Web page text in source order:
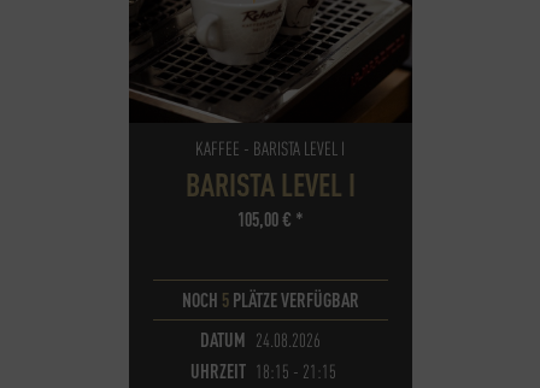
KAFFEE - BARISTA LEVEL I
BARISTA LEVEL I
105,00€ *
NOCH 5PLÄTZE VERFÜGBAR
DATUM 24.08.2026
UHRZEIT 18:15 - 21:15